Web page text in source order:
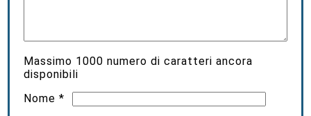
Massimo 1000 numero di caratteri ancora
disponibili
Nome*